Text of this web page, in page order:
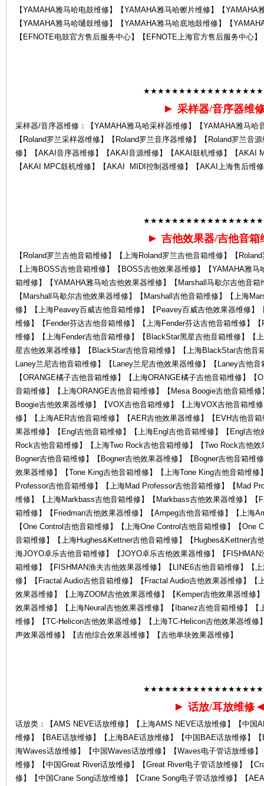
【YAMAHA雅马哈电鼓维修】【YAMAHA雅马哈镲片维修】【
【YAMAHA雅马哈嗵鼓维修】【YAMAHA雅马哈底地鼓维修】【
【EFNOTE电鼓官方售后服务中心】【EFNOTE上海官方售后服务中心】
► 采样器/音序器维
采样器/音序器维修：【YAMAHA雅马哈采样器维修】【YAMAHA雅马哈
【Roland罗兰采样器维修】【Roland罗兰音序器维修】【Roland罗兰音
修】【AKAI音序器维修】【AKAI音源维修】【AKAI鼓机维修】【AKAI
【AKAI MPC鼓机维修】【AKAI MIDI控制器维修】【AKAI上海售后维
► 吉他效果器/吉他音箱
【Roland罗兰吉他音箱维修】【上海Roland罗兰吉他音箱维修】【
【上海BOSS吉他音箱维修】【BOSS吉他效果器维修】【YAMAHA雅
箱维修】【YAMAHA雅马哈吉他效果器维修】【Marshall马歇尔吉他音
【Marshall马歇尔吉他效果器维修】【Marshall吉他音箱维修】【上海
修】【上海Peavey百威吉他音箱维修】【Peavey百威吉他效果器维修
维修】【Fender芬达吉他音箱维修】【上海Fender芬达吉他音箱维修】
维修】【上海Fender吉他音箱维修】【BlackStar黑星吉他音箱维修】【
星吉他效果器维修】【BlackStar吉他音箱维修】【上海BlackStar吉他音
Laney兰尼吉他音箱维修】【Laney兰尼吉他效果器维修】【Laney吉他
【ORANGE橘子吉他音箱维修】【上海ORANGE橘子吉他音箱维修】
音箱维修】【上海ORANGE吉他音箱维修】【Mesa Boogie吉他音箱维
Boogie吉他效果器维修】【VOX吉他音箱维修】【上海VOX吉他音箱维
修】【上海AER吉他音箱维修】【AER吉他效果器维修】【EVH吉他音
果器维修】【Engl吉他音箱维修】【上海Engl吉他音箱维修】【Engl吉
Rock吉他音箱维修】【上海Two Rock吉他音箱维修】【Two Rock吉他
Bogner吉他音箱维修】【Bogner吉他效果器维修】【Bogner吉他音箱维
效果器维修】【Tone King吉他音箱维修】【上海Tone King吉他音箱维
Professor吉他音箱维修】【上海Mad Professor吉他音箱维修】【Mad
维修】【上海Markbass吉他音箱维修】【Markbass吉他效果器维修】【
箱维修】【Friedman吉他效果器维修】【Ampeg吉他音箱维修】【上海
【One Control吉他音箱维修】【上海One Control吉他音箱维修】【One
音箱维修】【上海Hughes&Kettner吉他音箱维修】【Hughes&Kettner吉
海JOYO卓乐吉他音箱维修】【JOYO卓乐吉他效果器维修】【
箱维修】【FISHMAN渔夫吉他效果器维修】【LINE6吉他音箱维修】【
修】【Fractal Audio吉他音箱维修】【Fractal Audio吉他效果器维修】【
效果器维修】【上海ZOOM吉他效果器维修】【Kemper吉他效果器维修
效果器维修】【上海Neural吉他效果器维修】【Ibanez吉他音箱维修】
维修】【TC-Helicon吉他效果器维修】【上海TC-Helicon吉他效果器维
声效果器维修】【吉他综合效果器维修】【吉他单块效果器维修】
► 话放/耳放维修
话放类：【AMS NEVE话放维修】【上海AMS NEVE话放维修】【中国
维修】【BAE话放维修】【上海BAE话放维修】【中国BAE话放维修】
海Waves话放维修】【中国Waves话放维修】【Waves电子管话放维修
维修】【中国Great River话放维修】【Great River电子管话放维修】【
修】【中国Crane Song话放维修】【Crane Song电子管话放维修】【